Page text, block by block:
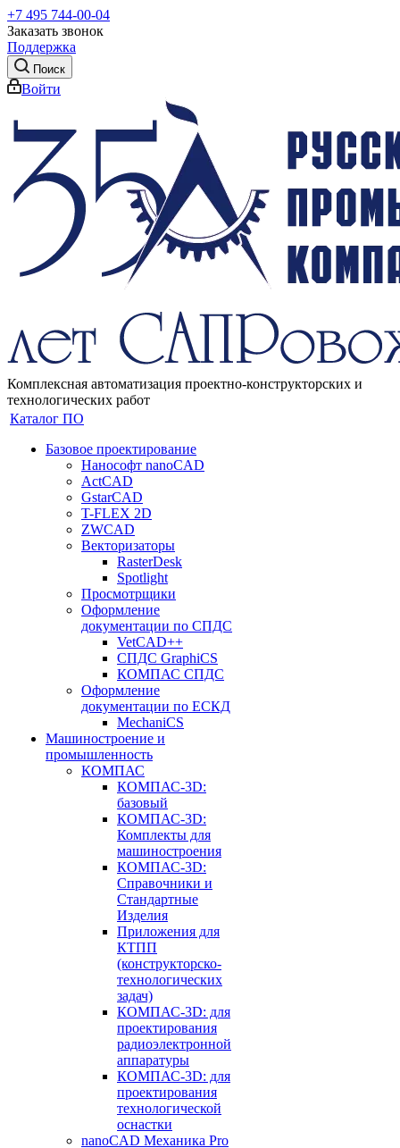
+7 495 744-00-04
Заказать звонок
Поддержка
Поиск
Войти
Комплексная автоматизация проектно-конструкторских и
технологических работ
Каталог ПО
Базовое проектирование
Нанософт nanoCAD
ActCAD
GstarCAD
T-FLEX 2D
ZWCAD
Векторизаторы
RasterDesk
Spotlight
Просмотрщики
Оформление
документации по СПДС
VetCAD++
СПДС GraphiCS
КОМПАС СПДС
Оформление
документации по ЕСКД
MechaniCS
Машиностроение и
промышленность
КОМПАС
КОМПАС-3D:
базовый
КОМПАС-3D:
Комплекты для
машиностроения
КОМПАС-3D:
Справочники и
Стандартные
Изделия
Приложения для
КТПП
(конструкторско-
технологических
задач)
КОМПАС-3D: для
проектирования
радиоэлектронной
аппаратуры
КОМПАС-3D: для
проектирования
технологической
оснастки
nanoCAD Механика Pro